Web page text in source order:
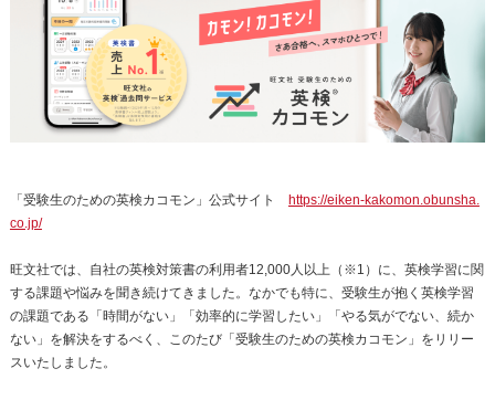
「受験生のための英検カコモン」公式サイト
https://eiken-kakomon.obunsha.
co.jp/
旺文社では、自社の英検対策書の利用者12,000人以上（※1）に、英検学習に関
する課題や悩みを聞き続けてきました。なかでも特に、受験生が抱く英検学習
の課題である「時間がない」「効率的に学習したい」「やる気がでない、続か
ない」を解決をするべく、このたび「受験生のための英検カコモン」をリリー
スいたしました。